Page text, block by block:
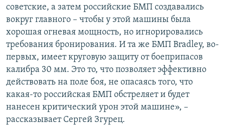
советские, а затем российские БМП создавались
вокруг главного – чтобы у этой машины была
хорошая огневая мощность, но игнорировались
требования бронирования. И та же БМП Bradley, во-
первых, имеет круговую защиту от боеприпасов
калибра 30 мм. Это то, что позволяет эффективно
действовать на поле боя, не опасаясь того, что
какая-то российская БМП обстреляет и будет
нанесен критический урон этой машине», –
рассказывает Сергей Згурец.